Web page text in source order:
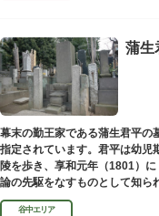
蒲生
幕末の勤王家である蒲生君平の
指定されています。君平は幼児
陵を歩き、享和元年（1801）
論の先駆をなすものとして知ら
山彦三郎や林子平と共に「寛政
谷中エリア